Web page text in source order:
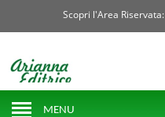
Scopri l'Area Riservata:
MENU